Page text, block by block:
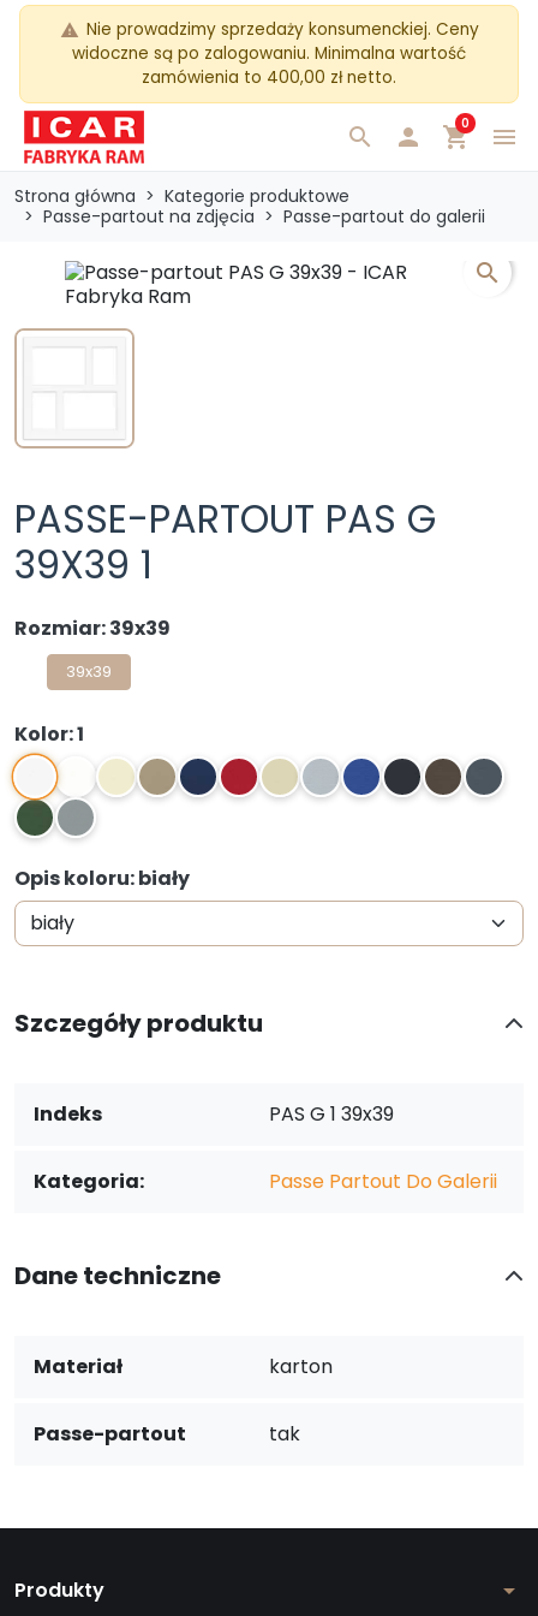
warning Nie prowadzimy sprzedaży konsumenckiej. Ceny
widoczne są po zalogowaniu. Minimalna wartość
zamówienia to 400,00 zł netto.
menu
search  shopping_cart
0
Strona główna
Kategorie produktowe
Passe-partout na zdjęcia
Passe-partout do galerii
search
PASSE-PARTOUT PAS G
39X39 1
Rozmiar: 39x39
39x39
Kolor: 1
1 2 3 4 5 6 7 8 9 10 11
12
13
14
Opis koloru: biały
Szczegóły produktu
Indeks PAS G 1 39x39
Kategoria: Passe Partout Do Galerii
Dane techniczne
Materiał karton
Passe-partout tak
Produkty arrow_drop_down